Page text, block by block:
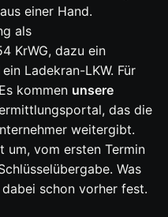
einer Hand.
als
KrWG, dazu ein
Ladekran-LKW. Für
kommen unsere
das die
weitergibt.
um, vom ersten Termin
Was
schon vorher fest.